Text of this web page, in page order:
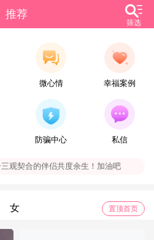
推荐
筛选
微心情 幸福案例
防骗中心 私信
观契合的伴侣共度余生！加油吧
、顾家的女孩。
，期待与你相遇
断努力，总会春暖花开
万岁，换位思考，但真正做起来并不容易。
女 置顶首页